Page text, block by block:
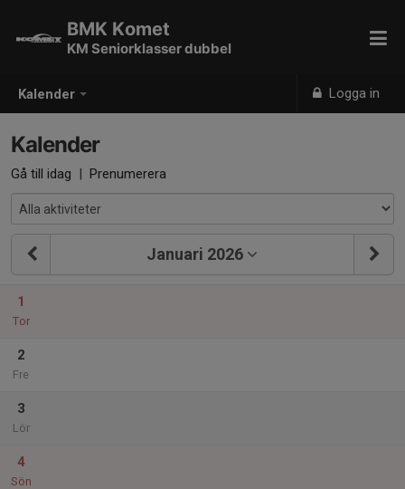
Kalender Logga in
BMK Komet
KM Seniorklasser dubbel
Kalender
Gå till idag | Prenumerera
Januari 2026
1
Tor
2
Fre
3
Lör
4
Sön